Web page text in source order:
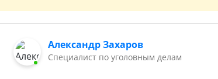
Александр Захаров
Специалист по уголовным делам